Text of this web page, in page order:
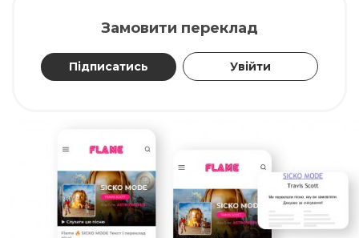
Замовити переклад
Підписатись Увійти